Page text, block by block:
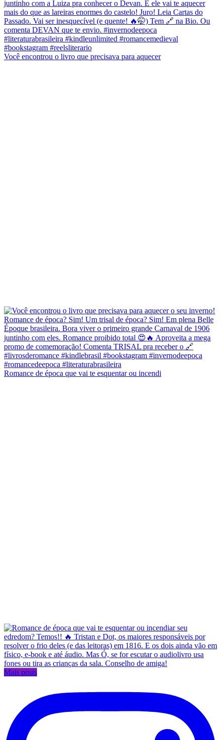
Você encontrou o livro que precisava para aquecer
Romance de época que vai te esquentar ou incendi
Mais posts